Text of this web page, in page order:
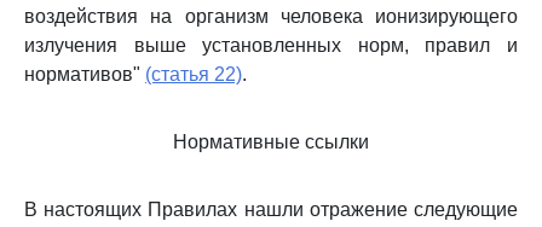
воздействия на организм человека ионизирующего
излучения выше установленных норм, правил и
нормативов" (статья 22).
Нормативные ссылки
В настоящих Правилах нашли отражение следующие